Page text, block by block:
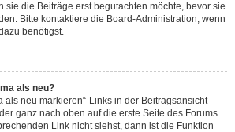
sie die Beiträge erst begutachten möchte, bevor sie
Bitte kontaktiere die Board-Administration, wenn
benötigst.
als neu?
als neu markieren“-Links in der Beitragsansicht
ganz nach oben auf die erste Seite des Forums
Link nicht siehst, dann ist die Funktion